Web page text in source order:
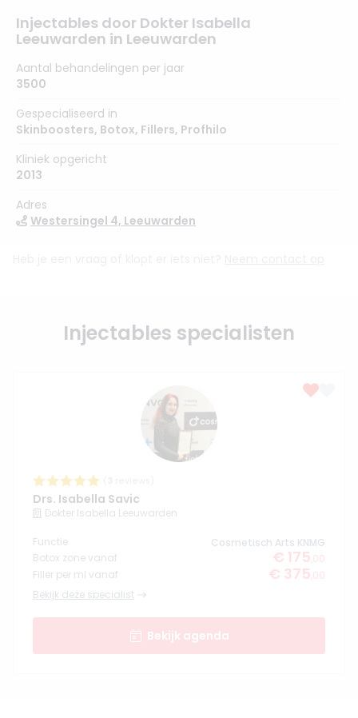
Injectables door Dokter Isabella
Leeuwarden in Leeuwarden
Aantal behandelingen per jaar
3500
Gespecialiseerd in
Skinboosters, Botox, Fillers, Profhilo
Kliniek opgericht
2013
Adres
Westersingel 4, Leeuwarden
Injectables specialisten
Drs. Isabella Savic
Dokter Isabella Leeuwarden
Functie
Cosmetisch Arts KNMG
Botox zone vanaf
€ 175 ,00
Filler per ml vanaf
€ 375 ,00
Bekijk deze specialist
Bekijk agenda